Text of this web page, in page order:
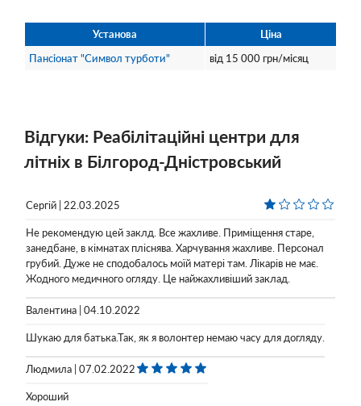
Установа
Ціна
Пансіонат "Символ турботи"
від 15 000грн/місяц
Відгуки: Реабілітаційні центри для
літніх в Білгород-Дністровський
Сергій | 22.03.2025
Не рекомендую цей заклд. Все жахливе. Приміщення старе,
занедбане, в кімнатах пліснява. Харчування жахливе. Персонал
грубий. Дуже не сподобалось моїй матері там. Лікарів не має.
Жодного медичного огляду. Це найжахливіший заклад.
Валентина | 04.10.2022
Шукаю для батька.Так, як я волонтер немаю часу для догляду.
Людмила | 07.02.2022
Хороший